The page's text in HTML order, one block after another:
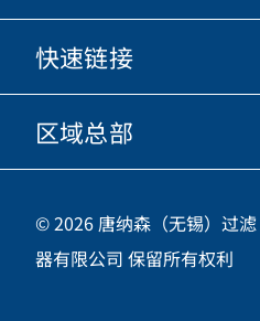
快手
优酷
微信
关于我们
商业行为准则
职业发展
快速链接
唐纳森电商网站
投资人
供应商
区域总部
中国江苏省无锡市新吴区
新加坡工业园新都路
咨询热线
© 2026 唐纳森（无锡）过滤
器有限公司 保留所有权利